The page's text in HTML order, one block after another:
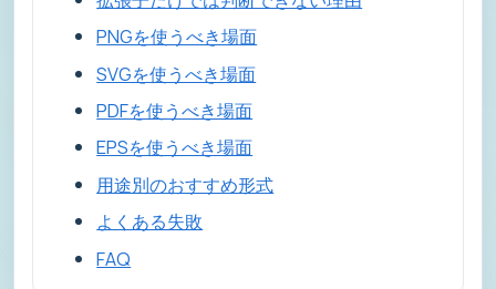
PNGを使うべき場面
SVGを使うべき場面
PDFを使うべき場面
EPSを使うべき場面
用途別のおすすめ形式
よくある失敗
FAQ